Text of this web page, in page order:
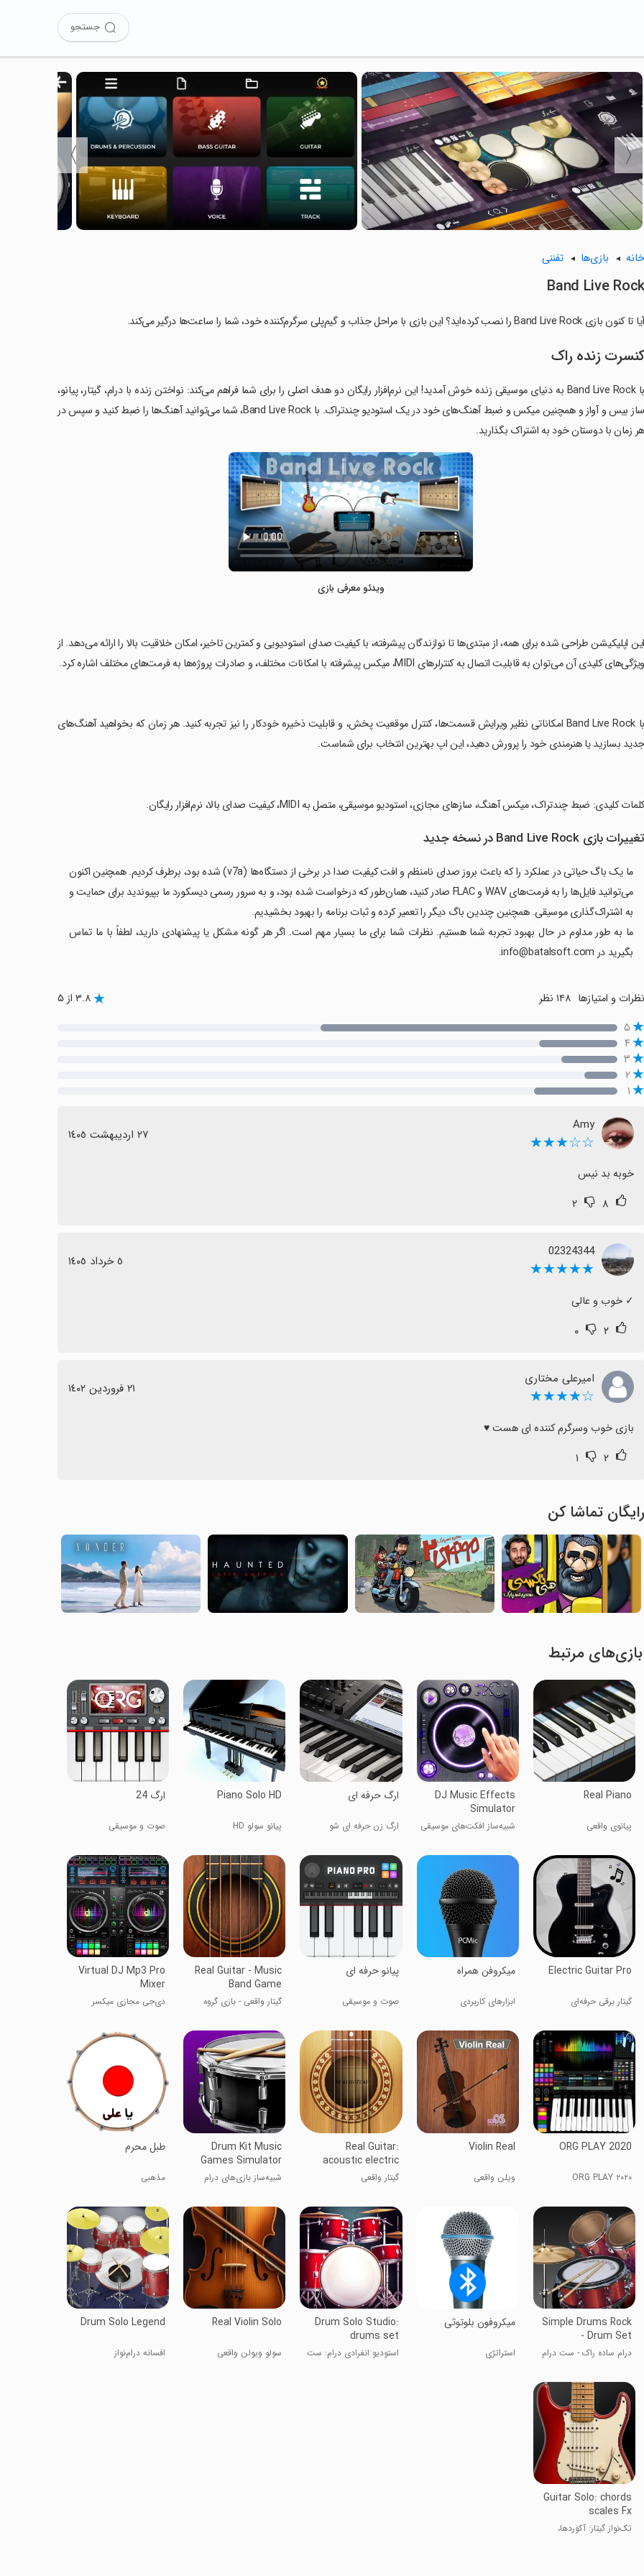
جستجو
〈
〉
خانه بازی‌ها تفننی
Band Live Rock
آیا تا کنون بازی Band Live Rock را نصب کرده‌اید؟ این بازی با مراحل جذاب و گیم‌پلی سرگرم‌کننده خود، شما را ساعت‌ها درگیر می‌کند.
کنسرت زنده راک
با Band Live Rock به دنیای موسیقی زنده خوش آمدید! این نرم‌افزار رایگان دو هدف اصلی را برای شما فراهم می‌کند: نواختن زنده با درام، گیتار، پیانو،
ساز بیس و آواز و همچنین میکس و ضبط آهنگ‌های خود در یک استودیو چندتراک. با Band Live Rock، شما می‌توانید آهنگ‌ها را ضبط کنید و سپس در
هر زمان با دوستان خود به اشتراک بگذارید.
ویدئو معرفی بازی
‏این اپلیکیشن طراحی شده برای همه، از مبتدی‌ها تا نوازندگان پیشرفته، با کیفیت صدای استودیویی و کمترین تاخیر، امکان خلاقیت بالا را ارائه می‌دهد. از
ویژگی‌های کلیدی آن می‌توان به قابلیت اتصال به کنترلرهای MIDI، میکس پیشرفته با امکانات مختلف، و صادرات پروژه‌ها به فرمت‌های مختلف اشاره کرد.
‏با Band Live Rock امکاناتی نظیر ویرایش قسمت‌ها، کنترل موقعیت پخش، و قابلیت ذخیره خودکار را نیز تجربه کنید. هر زمان که بخواهید آهنگ‌های
جدید بسازید یا هنرمندی خود را پرورش دهید، این اپ بهترین انتخاب برای شماست.
‏کلمات کلیدی: ضبط چندتراک، میکس آهنگ، سازهای مجازی، استودیو موسیقی، متصل به MIDI، کیفیت صدای بالا، نرم‌افزار رایگان.
تغییرات بازی Band Live Rock در نسخه جدید
ما یک باگ حیاتی در عملکرد را که باعث بروز صدای نامنظم و افت کیفیت صدا در برخی از دستگاه‌ها (v7a) شده بود، برطرف کردیم. همچنین اکنون
می‌توانید فایل‌ها را به فرمت‌های WAV و FLAC صادر کنید، همان‌طور که درخواست شده بود، و به سرور رسمی دیسکورد ما بپیوندید برای حمایت و
به اشتراک‌گذاری موسیقی. همچنین چندین باگ دیگر را تعمیر کرده و ثبات برنامه را بهبود بخشیدیم.
ما به طور مداوم در حال بهبود تجربه شما هستیم. نظرات شما برای ما بسیار مهم است. اگر هر گونه مشکل یا پیشنهادی دارید، لطفاً با ما تماس
بگیرید در info@batalsoft.com.
نظرات و امتیازها ۳.۸ از ۵
۵
۴
۳
۲
۱
Amy
☆☆★★★ ٢٧ اردیبهشت ١٤٠٥
خوبه بد نیس
۸ ۲
02324344
★★★★★ ٥ خرداد ١٤٠٥
‏✓ خوب و عالی
۲ ۰
امیرعلی مختاری
☆★★★★ ٢١ فروردین ١٤٠٢
بازی خوب وسرگرم کننده ای هست ♥
۲ ۱
رایگان تماشا کن
بازی‌های مرتبط
Real Piano
پیانوی واقعی
DJ Music Effects
Simulator
شبیه‌ساز افکت‌های موسیقی
ارگ حرفه ای
ارگ زن حرفه ای شو
Piano Solo HD
پیانو سولو HD
ارگ 24
صوت و موسیقی
Electric Guitar Pro
گیتار برقی حرفه‌ای
میکروفن همراه
ابزارهای کاربردی
پیانو حرفه ای
صوت و موسیقی
Real Guitar - Music
Band Game
گیتار واقعی - بازی گروه
Virtual DJ Mp3 Pro
Mixer
دی‌جی مجازی میکسر
ORG PLAY 2020
ORG PLAY ۲۰۲۰
Violin Real
ویلن واقعی
Real Guitar:
acoustic electric
گیتار واقعی
Drum Kit Music
Games Simulator
شبیه‌ساز بازی‌های درام
‏‏طبل محرم
مذهبی
Simple Drums Rock
- Drum Set
درام ساده راک - ست درام
‏میکروفون بلوتوثی
استراتژی
Drum Solo Studio:
drums set
استودیو انفرادی درام: ست
Real Violin Solo
سولو ویولن واقعی
Drum Solo Legend
افسانه درام‌نواز
Guitar Solo: chords
scales Fx
تک‌نواز گیتار: آکوردها،